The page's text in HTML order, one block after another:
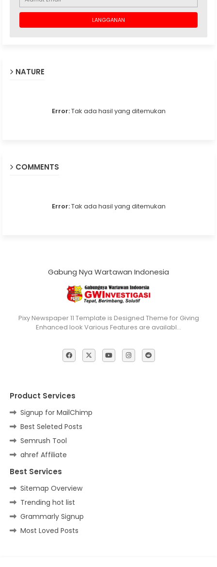
NATURE
Error:Tak ada hasil yang ditemukan
COMMENTS
Error:Tak ada hasil yang ditemukan
Gabung Nya Wartawan Indonesia
Pixy Newspaper 11 Template is Designed Theme for Giving
Enhanced look Various Features are availabl…
Product Services
Signup for MailChimp
Best Seleted Posts
Semrush Tool
ahref Affiliate
Best Services
Sitemap Overview
Trending hot list
Grammarly Signup
Most Loved Posts